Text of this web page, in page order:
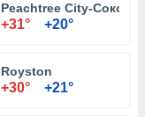
Peachtree City-Сокол
+31° +20°
Royston
+30° +21°